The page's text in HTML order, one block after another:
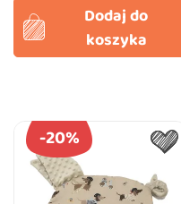
Dodaj do
koszyka
-20%